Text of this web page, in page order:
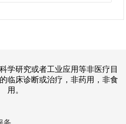
学研究或者工业应用等非医疗目
临床诊断或治疗，非药用，非食
用。